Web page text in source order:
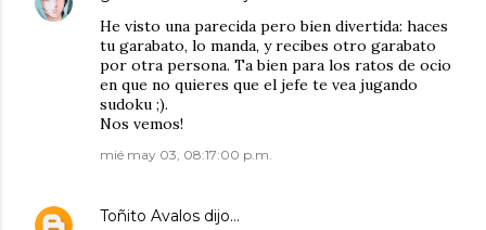
He visto una parecida pero bien divertida: haces
tu garabato, lo manda, y recibes otro garabato
por otra persona. Ta bien para los ratos de ocio
en que no quieres que el jefe te vea jugando
sudoku ;).
Nos vemos!
mié may 03, 08:17:00 p.m.
Toñito Avalos dijo…